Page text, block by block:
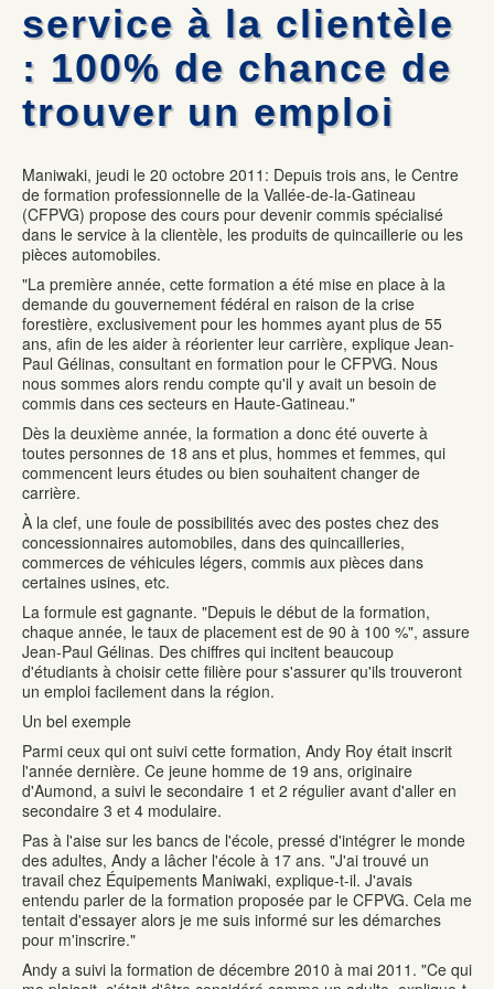
La formation professionnelle dans la Vallée-de-la-Gatineau :
une formule gagnante
Formation commis service à la clientèle : 100% de chance de
trouver un emploi
Les commissaires remettent deux certificats honorifiques
Olympiades de la formation professionnelle: Jérémy Gagnon
Mécanique auto: René Ringuette remporte la première place
service à la clientèle
: 100% de chance de
trouver un emploi
Maniwaki, jeudi le 20 octobre 2011: Depuis trois ans, le Centre
de formation professionnelle de la Vallée-de-la-Gatineau
(CFPVG) propose des cours pour devenir commis spécialisé
dans le service à la clientèle, les produits de quincaillerie ou les
pièces automobiles.
"La première année, cette formation a été mise en place à la
demande du gouvernement fédéral en raison de la crise
forestière, exclusivement pour les hommes ayant plus de 55
ans, afin de les aider à réorienter leur carrière, explique Jean-
Paul Gélinas, consultant en formation pour le CFPVG. Nous
nous sommes alors rendu compte qu'il y avait un besoin de
commis dans ces secteurs en Haute-Gatineau."
Dès la deuxième année, la formation a donc été ouverte à
toutes personnes de 18 ans et plus, hommes et femmes, qui
commencent leurs études ou bien souhaitent changer de
carrière.
À la clef, une foule de possibilités avec des postes chez des
concessionnaires automobiles, dans des quincailleries,
commerces de véhicules légers, commis aux pièces dans
certaines usines, etc.
La formule est gagnante. "Depuis le début de la formation,
chaque année, le taux de placement est de 90 à 100 %", assure
Jean-Paul Gélinas. Des chiffres qui incitent beaucoup
d'étudiants à choisir cette filière pour s'assurer qu'ils trouveront
un emploi facilement dans la région.
Un bel exemple
Parmi ceux qui ont suivi cette formation, Andy Roy était inscrit
l'année dernière. Ce jeune homme de 19 ans, originaire
d'Aumond, a suivi le secondaire 1 et 2 régulier avant d'aller en
secondaire 3 et 4 modulaire.
Pas à l'aise sur les bancs de l'école, pressé d'intégrer le monde
des adultes, Andy a lâcher l'école à 17 ans. "J'ai trouvé un
travail chez Équipements Maniwaki, explique-t-il. J'avais
entendu parler de la formation proposée par le CFPVG. Cela me
tentait d'essayer alors je me suis informé sur les démarches
pour m'inscrire."
Andy a suivi la formation de décembre 2010 à mai 2011. "Ce qui